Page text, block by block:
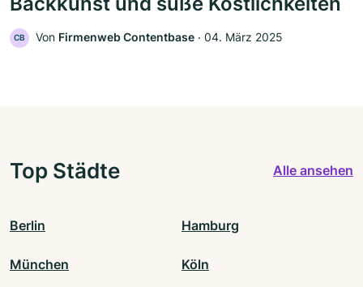
CB Von Firmenweb Contentbase ‧ 04. März 2025
Top Städte Alle ansehen
Berlin Hamburg
München Köln